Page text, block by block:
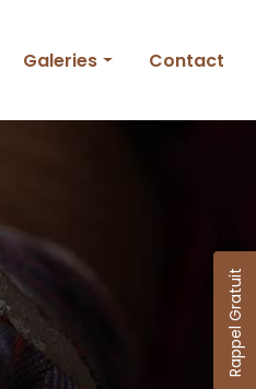
Rappel Gratuit
Galeries Contact